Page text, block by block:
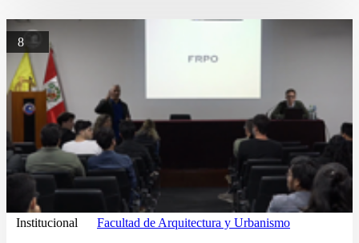
8
Institucional Facultad de Arquitectura y Urbanismo